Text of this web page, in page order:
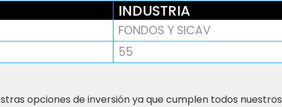
INDUSTRIA
FONDOS Y SICAV
55
opciones de inversión ya que cumplen todos nuestros